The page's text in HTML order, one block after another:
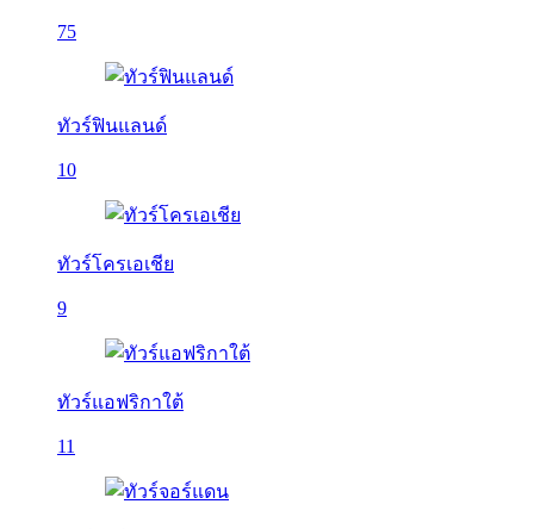
75
ทัวร์ฟินแลนด์
10
ทัวร์โครเอเชีย
9
ทัวร์แอฟริกาใต้
11